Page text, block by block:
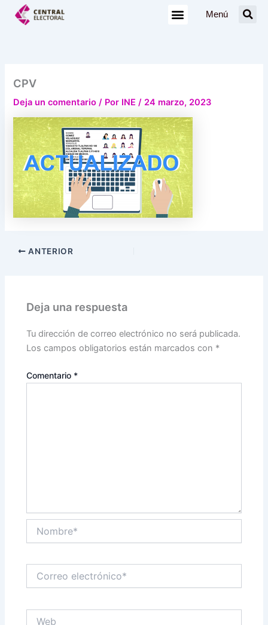
Menú
CPV
Deja un comentario / Por INE/ 24 marzo, 2023
ANTERIOR
Deja una respuesta
Tu dirección de correo electrónico no será publicada.
Los campos obligatorios están marcados con *
Comentario *
electrónico*